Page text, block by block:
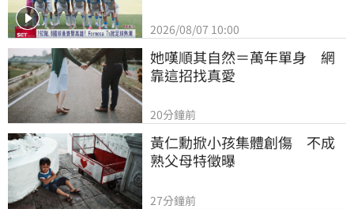
2026/08/07 10:00
她嘆順其自然＝萬年單身　網
靠這招找真愛
20分鐘前
黃仁勳掀小孩集體創傷　不成
熟父母特徵曝
27分鐘前